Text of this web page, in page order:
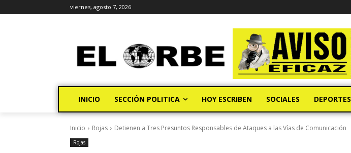
viernes, agosto 7, 2026
INICIO SECCIÓN POLITICA HOY ESCRIBEN SOCIALES DEPORTES
Inicio Rojas Detienen a Tres Presuntos Responsables de Ataques a las Vías de Comunicación
Rojas